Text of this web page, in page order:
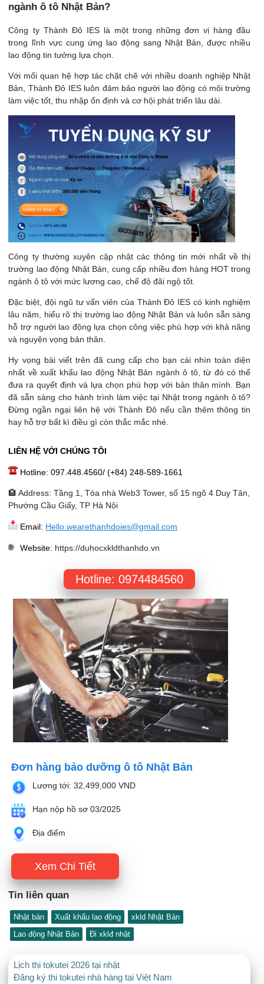
ngành ô tô Nhật Bản?
Công ty Thành Đô IES là một trong những đơn vị hàng đầu
trong lĩnh vực cung ứng lao động sang Nhật Bản, được nhiều
lao động tin tưởng lựa chọn.
Với mối quan hệ hợp tác chặt chẽ với nhiều doanh nghiệp Nhật
Bản, Thành Đô IES luôn đảm bảo người lao động có môi trường
làm việc tốt, thu nhập ổn định và cơ hội phát triển lâu dài.
Công ty thường xuyên cập nhật các thông tin mới nhất về thị
trường lao động Nhật Bản, cung cấp nhiều đơn hàng HOT trong
ngành ô tô với mức lương cao, chế độ đãi ngộ tốt.
Đặc biệt, đội ngũ tư vấn viên của Thành Đô IES có kinh nghiệm
lâu năm, hiểu rõ thị trường lao động Nhật Bản và luôn sẵn sàng
hỗ trợ người lao động lựa chọn công việc phù hợp với khả năng
và nguyện vọng bản thân.
Hy vọng bài viết trên đã cung cấp cho bạn cái nhìn toàn diện
nhất về xuất khẩu lao động Nhật Bản ngành ô tô, từ đó có thể
đưa ra quyết định và lựa chọn phù hợp với bản thân mình. Bạn
đã sẵn sàng cho hành trình làm việc tại Nhật trong ngành ô tô?
Đừng ngần ngại liên hệ với Thành Đô nếu cần thêm thông tin
hay hỗ trợ bất kì điều gì còn thắc mắc nhé.
LIÊN HỆ VỚI CHÚNG TÔI
Hotline: 097.448.4560/ (+84) 248-589-1661
🏨 Address: Tầng 1, Tòa nhà Web3 Tower, số 15 ngõ 4 Duy Tân,
Phường Cầu Giấy, TP Hà Nội
Email: Hello.wearethanhdoies@gmail.com
Website: https://duhocxkldthanhdo.vn
Hotline: 0974484560
Đơn hàng bảo dưỡng ô tô Nhật Bản
Lương tới: 32,499,000 VND
Hạn nộp hồ sơ 03/2025
Địa điểm
Xem Chi Tiết
Tin liên quan
Nhật bản Xuất khẩu lao động
xkld Nhật Bản
Lao động Nhật Bản
Đi xklđ nhật
Lịch thi tokutei 2026 tại nhật
Đăng ký thi tokutei nhà hàng tại Việt Nam